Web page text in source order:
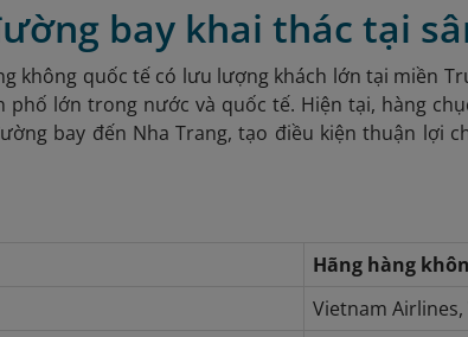
bay khai thác tại
không quốc tế có lưu lượng khách lớn tại miền
lớn trong nước và quốc tế. Hiện tại, hàng
bay đến Nha Trang, tạo điều kiện thuận lợi
Hãng hàng
Vietnam Airlines,